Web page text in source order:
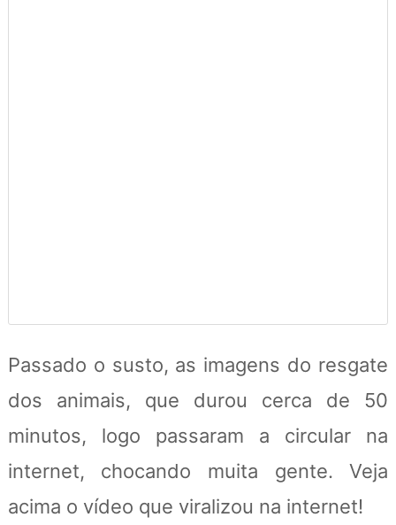
Passado o susto, as imagens do resgate
dos animais, que durou cerca de 50
minutos, logo passaram a circular na
internet, chocando muita gente. Veja
acima o vídeo que viralizou na internet!